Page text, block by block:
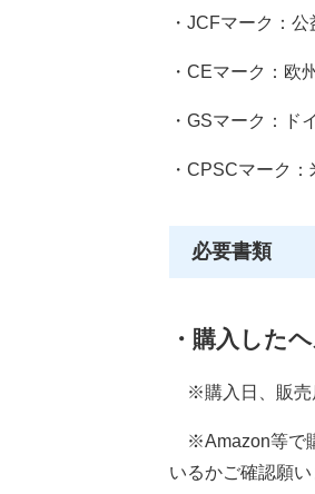
・JCFマーク：
・CEマーク：欧
・GSマーク：ド
・CPSCマーク
必要書類
・購入した
※購入日、販売
※Amazon等で
いるかご確認願い